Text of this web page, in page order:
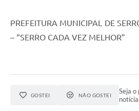
PREFEITURA MUNICIPAL DE
– “SERRO CADA VEZ MELHOR”
GOSTEI NÃO GOSTEI
Seja
notícia.